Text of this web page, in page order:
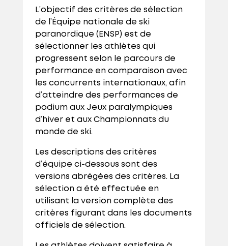
L’objectif des critères de sélection
de l’Équipe nationale de ski
paranordique (ENSP) est de
sélectionner les athlètes qui
progressent selon le parcours de
performance en comparaison avec
les concurrents internationaux, afin
d’atteindre des performances de
podium aux Jeux paralympiques
d’hiver et aux Championnats du
monde de ski.
Les descriptions des critères
d’équipe ci-dessous sont des
versions abrégées des critères. La
sélection a été effectuée en
utilisant la version complète des
critères figurant dans les documents
officiels de sélection.